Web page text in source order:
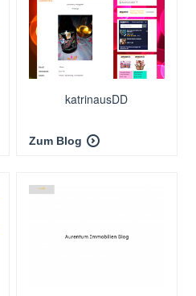
katrinausDD
Zum Blog